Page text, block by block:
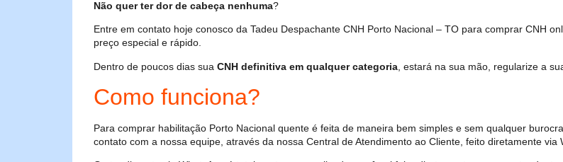
Não quer ter dor de cabeça nenhuma?
Entre em contato hoje conosco da Tadeu Despachante CNH Porto Nacional – TO para comprar CNH
preço especial e rápido.
Dentro de poucos dias sua CNH definitiva em qualquer categoria , estará na sua mão, regularize a
Como funciona?
Para comprar habilitação Porto Nacional quente é feita de maneira bem simples e sem qualquer
contato com a nossa equipe, através da nossa Central de Atendimento ao Cliente, feito diretamente via